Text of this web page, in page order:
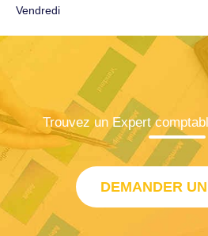
Vendredi
Trouvez un Expert
DEMANDER